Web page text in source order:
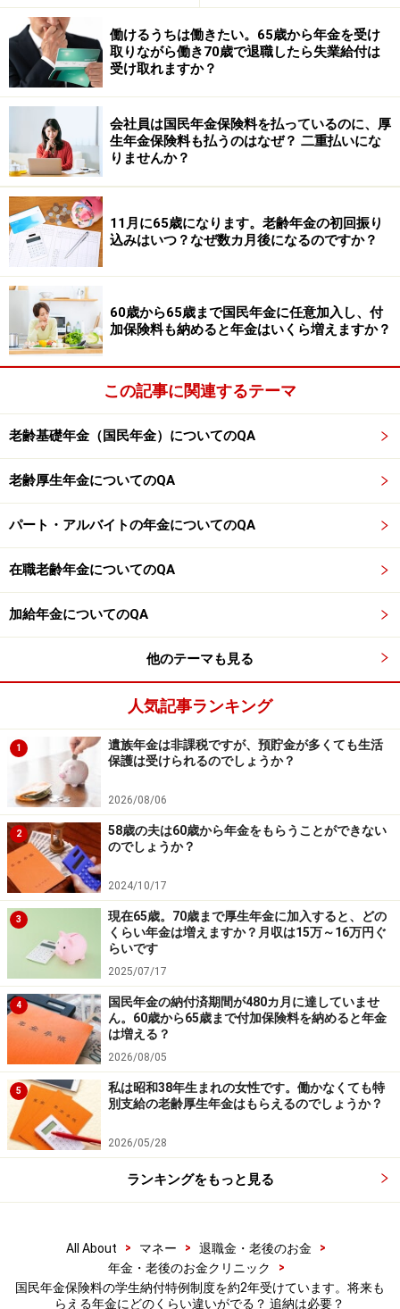
学生納付特例で免除された分は過去10年以内の分であれ
ば、国民年金保険料をさかのぼって納めること（追納）
ができます。ただし過去2年間超えた分を追納する際に
は、国民年金保険料に加算分がつきます。
将来もらえる老齢基礎年金が減ってしまいますので、本
人が働き始めて、家計に余裕ができたら早めに追納をす
ることをオススメいたします。
※年金プチ相談コーナーに取り上げてほしい質問がある
人はこちらから応募するか、コメント欄への書き込みを
お願いします。
※記事内容は執筆時点のものです。最新の内容をご確認くださ
い。
本記事の内容は一般的な情報提供を目的としており、特定の金融
商品や投資行動を推奨するものではありません。
投資や資産運用に関する最終的なご判断はご自身の責任において
行ってください。
掲載情報の正確性・完全性については十分に配慮しております
最新の情報や詳細については、必ず各金融機関やサービス提供者
中です！
※抽選で20名にAmazonギフト券1000円分プレゼント
※謝礼付きの限定アンケートやモニター企画に参加が可能に
働けるうちは働きたい。65歳から年金を受け
取りながら働き70歳で退職したら失業給付は
受け取れますか？
会社員は国民年金保険料を払っているのに、厚
生年金保険料も払うのはなぜ？ 二重払いにな
りませんか？
11月に65歳になります。老齢年金の初回振り
込みはいつ？なぜ数カ月後になるのですか？
60歳から65歳まで国民年金に任意加入し、付
加保険料も納めると年金はいくら増えますか？
この記事に関連するテーマ
老齢基礎年金（国民年金）についてのQA
老齢厚生年金についてのQA
パート・アルバイトの年金についてのQA
在職老齢年金についてのQA
加給年金についてのQA
他のテーマも見る
人気記事ランキング
1
遺族年金は非課税ですが、預貯金が多くても生活
保護は受けられるのでしょうか？
2026/08/06
2
58歳の夫は60歳から年金をもらうことができない
のでしょうか？
2024/10/17
3
現在65歳。70歳まで厚生年金に加入すると、どの
くらい年金は増えますか？月収は15万～16万円ぐ
らいです
2025/07/17
4
国民年金の納付済期間が480カ月に達していませ
ん。60歳から65歳まで付加保険料を納めると年金
は増える？
2026/08/05
5
私は昭和38年生まれの女性です。働かなくても特
別支給の老齢厚生年金はもらえるのでしょうか？
2026/05/28
ランキングをもっと見る
All About > マネー > 退職金・老後のお金
>
年金・老後のお金クリニック
>
国民年金保険料の学生納付特例制度を約2年受けています。将来も
らえる年金にどのくらい違いがでる？ 追納は必要？